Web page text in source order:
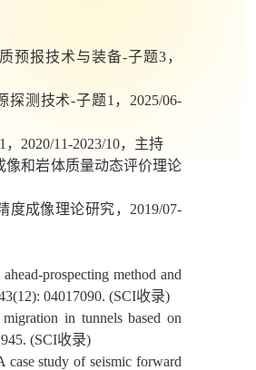
预报技术与装备-子题3，
探测技术-子题1 ， 2025/06-
1 ， 2020/11-2023/10，主持
像和岩体质量动态评价理论
度成像理论研究， 2019/07-
prospecting method and
04017090. (SCI收录)
in tunnels based on
(SCI收录)
study of seismic forward